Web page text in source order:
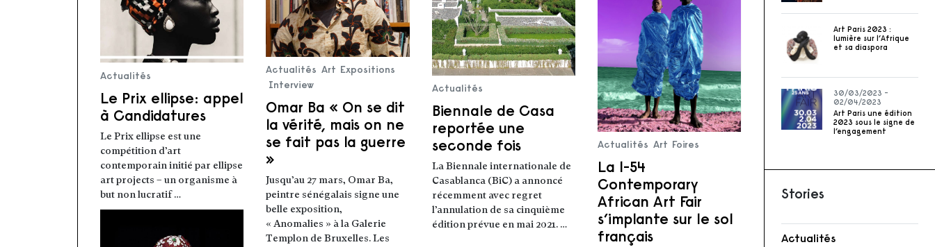
Actualités
Le Prix ellipse: appel
à Candidatures
Le Prix ellipse est une
compétition d’art
contemporain initié par ellipse
art projects – un organisme à
but non lucratif …
Actualités Art Expositions
Interview
Omar Ba « On se dit
la vérité, mais on ne
se fait pas la guerre
»
Jusqu’au 27 mars, Omar Ba,
peintre sénégalais signe une
belle exposition,
« Anomalies » à la Galerie
Templon de Bruxelles. Les
Actualités
Biennale de Casa
reportée une
seconde fois
La Biennale internationale de
Casablanca (BiC) a annoncé
récemment avec regret
l’annulation de sa cinquième
édition prévue en mai 2021. …
Lire la suite
Actualités Art Foires
La 1-54
Contemporary
African Art Fair
s’implante sur le sol
français
Art Paris 2023 :
lumière sur l’Afrique
et sa diaspora
30/03/2023 -
02/04/2023
Art Paris une édition
2023 sous le signe de
l’engagement
Stories
Actualités